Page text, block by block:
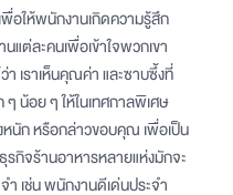
อให้พนักงานเกิดความรู้สึก
แต่ละคนเพื่อเข้าใจพวกเขา
เราเห็นคุณค่า และซาบซึ้งที่
ๆ น้อย ๆ ให้ในเทศกาลพิเศษ
นัก หรือกล่าวขอบคุณ เพื่อเป็น
รกิจร้านอาหารหลายแห่งมักจะ
ำ เช่น พนักงานดีเด่นประจำ